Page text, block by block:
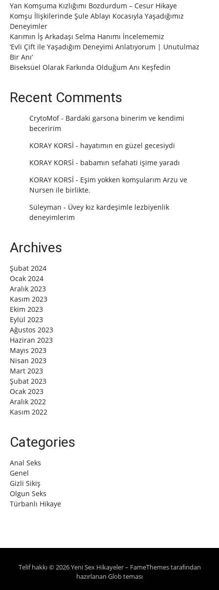
Yan Komşuma Kızlığımı Bozdurdum – Cesur Hikaye
Komşu İlişkilerinde Şule Ablayı Kocasıyla Yaşadığımız
Deneyimler
Karımın İş Arkadaşı Selma Hanımı İncelememiz
‘Evli Çift ile Yaşadığım Deneyimi Anlatıyorum | Unutulmaz
Bir Anı’
Biseksüel Olarak Farkında Olduğum Anı Keşfedin
Recent Comments
CrytoMof- Bardaki garsona binerim ve kendimi
beceririm
KORAY KORSİ - hayatımın en güzel gecesiydi
KORAY KORSİ - babamın sefahati işime yaradı
KORAY KORSİ - Eşim yokken komşularım Arzu ve
Nursen ile birlikte.
Süleyman - Üvey kız kardeşimle lezbiyenlik
deneyimlerim
Archives
Şubat 2024
Ocak 2024
Aralık 2023
Kasım 2023
Ekim 2023
Eylül 2023
Ağustos 2023
Haziran 2023
Mayıs 2023
Nisan 2023
Mart 2023
Şubat 2023
Ocak 2023
Aralık 2022
Kasım 2022
Categories
Anal Seks
Genel
Gizli Sikiş
Olgun Seks
Türbanlı Hikaye
Telif hakkı © 2026 Yeni Sex Hikayeler– FameThemestarafından
hazırlanan Glob teması